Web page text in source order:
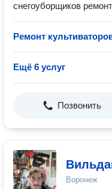
снегоуборщиков
Ремонт
Ещё 6 услуг
Позвонить
Воронеж